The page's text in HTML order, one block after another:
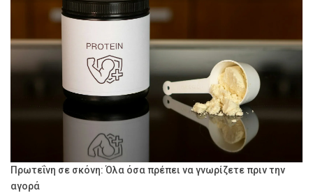
Πρωτεΐνη σε σκόνη: Όλα όσα πρέπει να γνωρίζετε πριν την
αγορά